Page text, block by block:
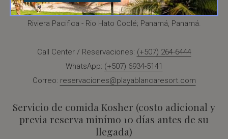
Riviera Pacifica - Rio Hato Coclé; Panamá, Panamá.
Call Center / Reservaciones: (+507) 264-6444
WhatsApp: (+507) 6934-5141
Correo: reservaciones@playablancaresort.com
Servicio de comida Kosher (costo adicional y
previa reserva minímo 10 días antes de su
llegada)